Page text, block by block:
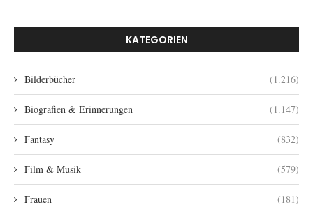
KATEGORIEN
Bilderbücher (1.216)
Biografien & Erinnerungen (1.147)
Fantasy (832)
Film & Musik (579)
Frauen (181)